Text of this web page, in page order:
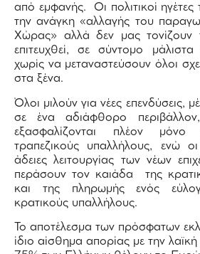
από εμφανής. Οι πολιτικοί
την ανάγκη «αλλαγής του
Χώρας» αλλά δεν μας
επιτευχθεί, σε σύντομο
χωρίς να μεταναστεύσουν όλοι
στα ξένα.
Όλοι μιλούν για νέες επενδύσεις,
σε ένα αδιάφθορο
εξασφαλίζονται πλέον
τραπεζικούς υπαλλήλους, ενώ
άδειες λειτουργίας των νέων
περάσουν τον καιάδα της
και της πληρωμής ενός
κρατικούς υπαλλήλους.
Το αποτέλεσμα των πρόσφατων
ίδιο αίσθημα απορίας με την